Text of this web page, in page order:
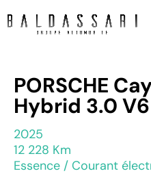
PORSCHE
Hybrid 3.0
2025
12 228 Km
Essence / Courant